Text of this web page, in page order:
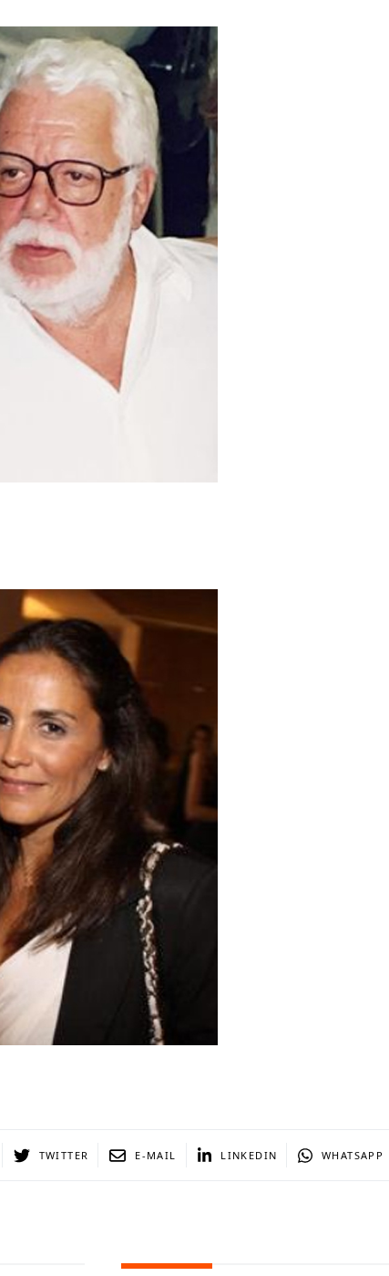
TWITTER E-MAIL LINKEDIN WHATSAPP